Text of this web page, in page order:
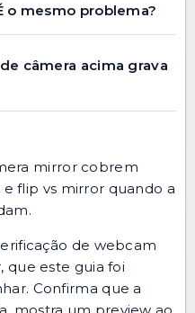
o mesmo problema?
câmera acima grava
mirror cobrem
flip vs mirror quando a
de webcam
que este guia foi
Confirma que a
mostra um preview ao